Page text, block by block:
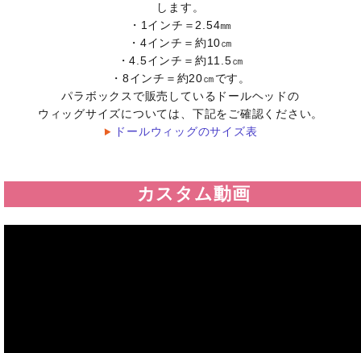
します。
・1インチ＝2.54㎜
・4インチ＝約10㎝
・4.5インチ＝約11.5㎝
・8インチ＝約20㎝です。
パラボックスで販売しているドールヘッドの
ウィッグサイズについては、下記をご確認ください。
ドールウィッグのサイズ表
カスタム動画